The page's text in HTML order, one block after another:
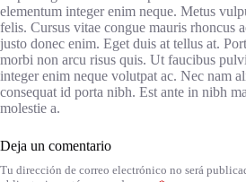
elementum integer enim neque. Metus
felis. Cursus vitae congue mauris rhoncus
justo donec enim. Eget duis at tellus at.
morbi non arcu risus quis. Ut faucibus
integer enim neque volutpat ac. Nec nam
consequat id porta nibh. Est ante in nibh
molestie a.
Deja un comentario
Tu dirección de correo electrónico no será